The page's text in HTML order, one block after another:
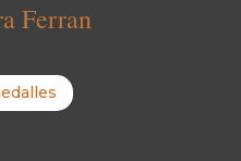
Ferran